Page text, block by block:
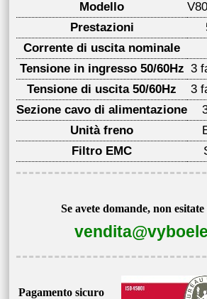
Modello
Prestazioni
Corrente di uscita nominale
Tensione in ingresso 50/60Hz 3
Tensione di uscita 50/60Hz
3
Sezione cavo di alimentazione
Unità freno
Filtro EMC
Se avete domande, non
Pagamento sicuro